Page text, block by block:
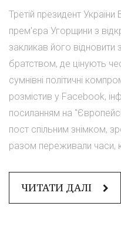
Третій президент
прем'єра Угорщини з
закликав його
братством, де цінують
сумнівні політичні
розмістив у Facebook,
посиланням на
пост спільним знімком,
разом переживали часи,
ЧИТАТИ ДАЛІ